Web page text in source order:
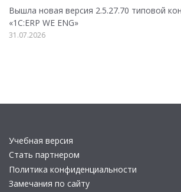
Вышла новая версия 2.5.27.70 типовой
«1С:ERP WE ENG»
31.07.2026
Учебная версия
Стать партнером
Политика конфиденциальности
Замечания по сайту